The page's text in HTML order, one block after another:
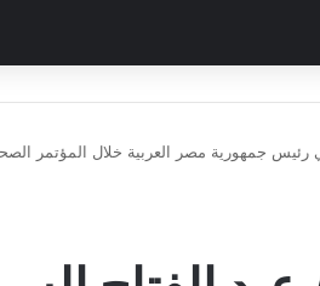
رئيس جمهورية مصر العربية خلال المؤتمر